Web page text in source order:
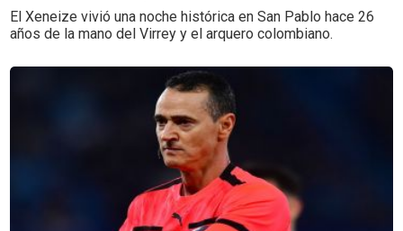
El Xeneize vivió una noche histórica en San Pablo hace 26
años de la mano del Virrey y el arquero colombiano.